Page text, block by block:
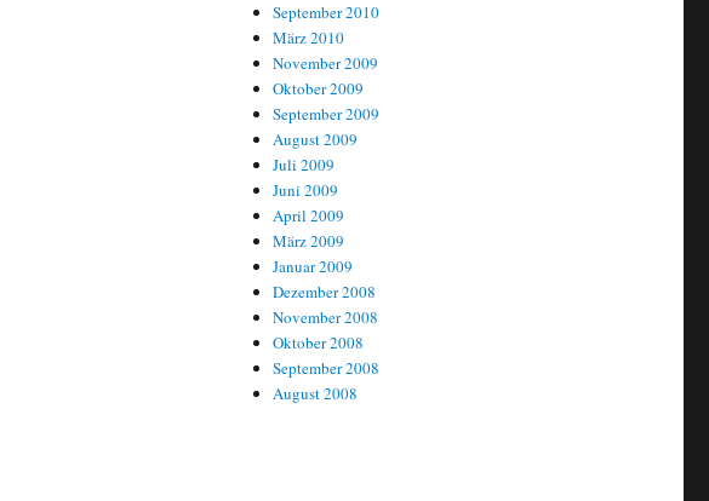
September 2010
März 2010
November 2009
Oktober 2009
September 2009
August 2009
Juli 2009
Juni 2009
April 2009
März 2009
Januar 2009
Dezember 2008
November 2008
Oktober 2008
September 2008
August 2008